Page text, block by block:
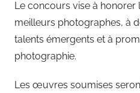
Le concours vise à honorer
meilleurs photographes, à
talents émergents et à
photographie.
Les œuvres soumises